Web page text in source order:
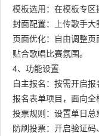
模板选用：在模板专区
封面配置：上传歌手大
页面优化：自由调整页
贴合歌唱比赛氛围。
4、功能设置
自主报名：按需开启
报名表单项目，面向全
投票规则：设置单日总
防刷投票：开启验证